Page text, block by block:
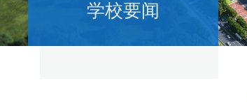
学校要闻